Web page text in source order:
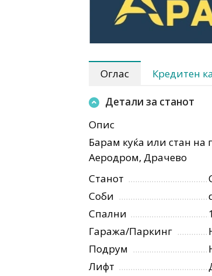
Оглас Кредитен
Детали за станот
Опис
Барам куќа или стан на
Аеродром, Драчево
Станот
Соби
Спални
1
Гаража/Паркинг
Подрум
Лифт